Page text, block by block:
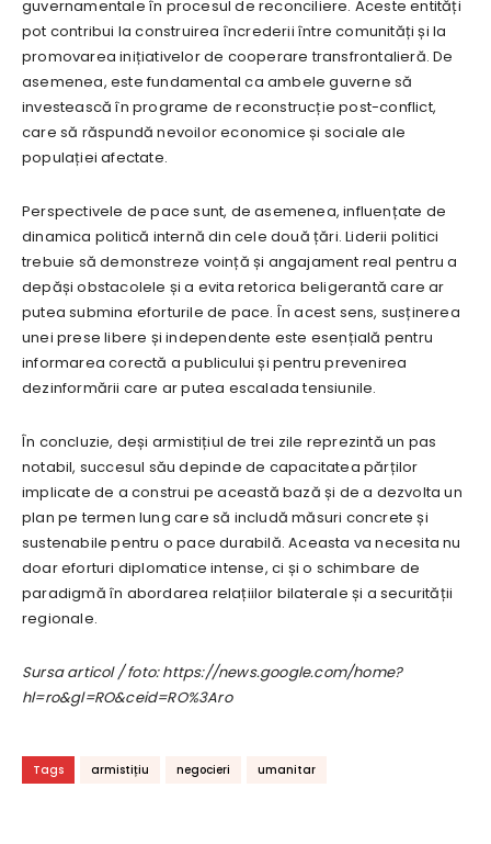
guvernamentale în procesul de reconciliere. Aceste entități
pot contribui la construirea încrederii între comunități și la
promovarea inițiativelor de cooperare transfrontalieră. De
asemenea, este fundamental ca ambele guverne să
investească în programe de reconstrucție post-conflict,
care să răspundă nevoilor economice și sociale ale
populației afectate.
Perspectivele de pace sunt, de asemenea, influențate de
dinamica politică internă din cele două țări. Liderii politici
trebuie să demonstreze voință și angajament real pentru a
depăși obstacolele și a evita retorica beligerantă care ar
putea submina eforturile de pace. În acest sens, susținerea
unei prese libere și independente este esențială pentru
informarea corectă a publicului și pentru prevenirea
dezinformării care ar putea escalada tensiunile.
În concluzie, deși armistițiul de trei zile reprezintă un pas
notabil, succesul său depinde de capacitatea părților
implicate de a construi pe această bază și de a dezvolta un
plan pe termen lung care să includă măsuri concrete și
sustenabile pentru o pace durabilă. Aceasta va necesita nu
doar eforturi diplomatice intense, ci și o schimbare de
paradigmă în abordarea relațiilor bilaterale și a securității
regionale.
Sursa articol / foto: https://news.google.com/home?
hl=ro&gl=RO&ceid=RO%3Aro
Tags armistițiu negocieri umanitar